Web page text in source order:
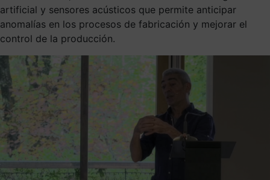
artificial y sensores acústicos que permite anticipar
anomalías en los procesos de fabricación y mejorar el
control de la producción.